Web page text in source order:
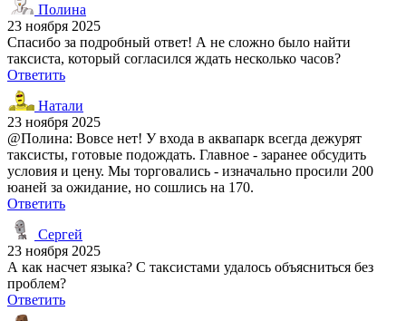
Полина
23 ноября 2025
Спасибо за подробный ответ! А не сложно было найти
таксиста, который согласился ждать несколько часов?
Ответить
Натали
23 ноября 2025
@Полина: Вовсе нет! У входа в аквапарк всегда дежурят
таксисты, готовые подождать. Главное - заранее обсудить
условия и цену. Мы торговались - изначально просили 200
юаней за ожидание, но сошлись на 170.
Ответить
Сергей
23 ноября 2025
А как насчет языка? С таксистами удалось объясниться без
проблем?
Ответить